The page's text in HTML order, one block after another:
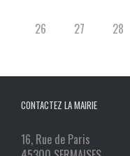
26 27 28
CONTACTEZ LA MAIRIE
16, Rue de Paris